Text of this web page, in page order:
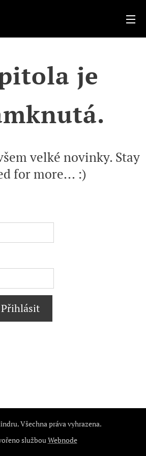
je
velké novinky. Stay
for more... :)
Přihlásit
Všechna práva vyhrazena.
službouWebnode